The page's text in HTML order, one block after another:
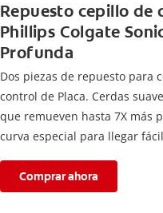
Repuesto cepillo de
Phillips Colgate
Profunda
Dos piezas de repuesto para
control de Placa. Cerdas
que remueven hasta 7X más
curva especial para llegar
Comprar ahora